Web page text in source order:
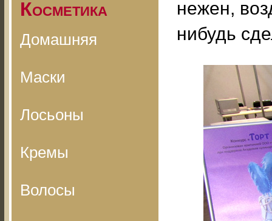
Косметика
Домашняя
Маски
Лосьоны
Кремы
Волосы
нежен,
нибудь